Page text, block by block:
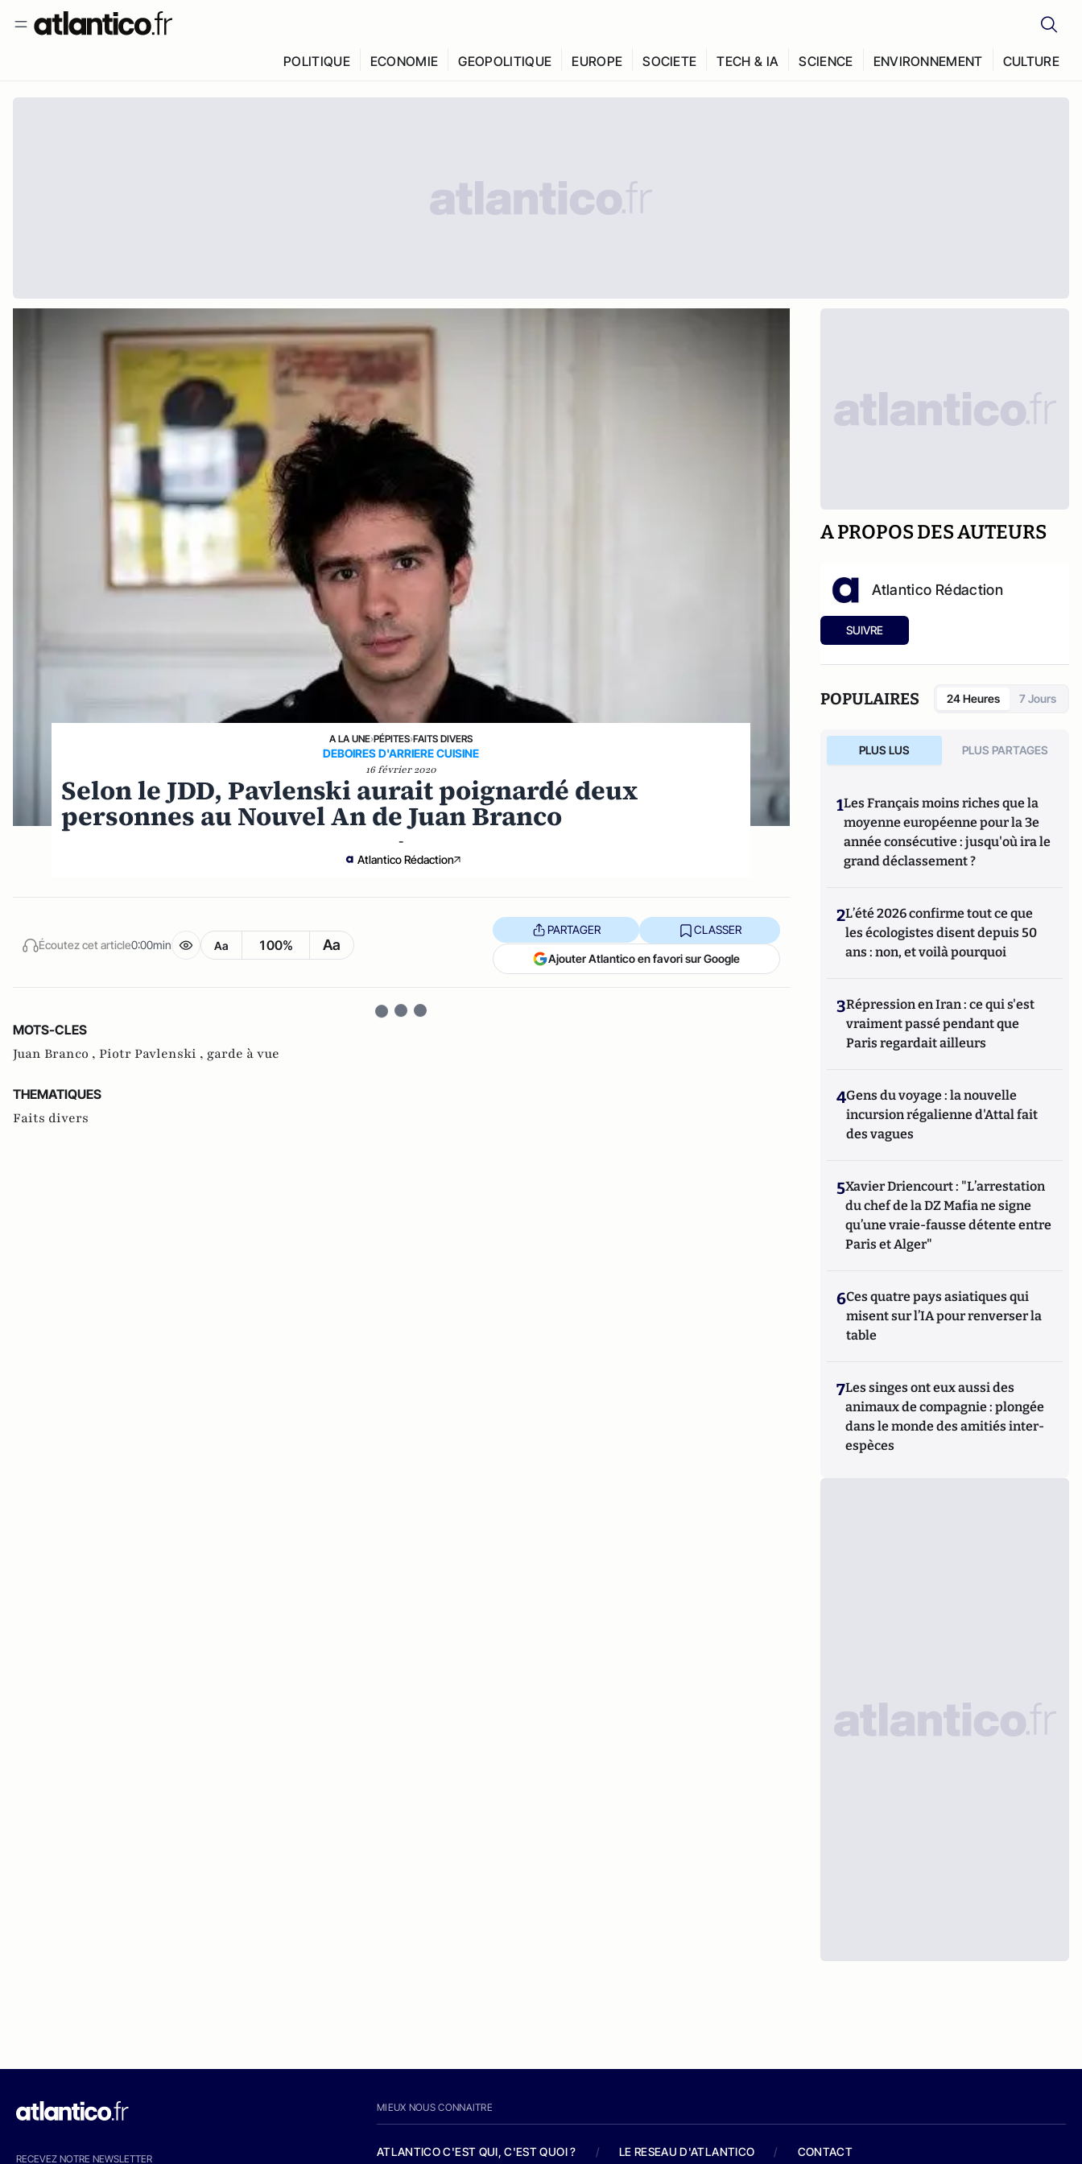
POLITIQUE ECONOMIE GEOPOLITIQUE EUROPE SOCIETE TECH & IA SCIENCE ENVIRONNEMENT CULTURE
A LA UNE›PÉPITES›FAITS DIVERS
DEBOIRES D'ARRIERE CUISINE
16 février 2020
Selon le JDD, Pavlenski aurait poignardé deux
personnes au Nouvel An de Juan Branco
-
Atlantico Rédaction
Écoutez cet article0:00min Aa 100% Aa
PARTAGER CLASSER
Ajouter Atlantico en favori sur Google
MOTS-CLES
Juan Branco , Piotr Pavlenski , garde à vue
THEMATIQUES
Faits divers
A PROPOS DES AUTEURS
Atlantico Rédaction
SUIVRE
POPULAIRES 24 Heures 7 Jours
PLUS LUS PLUS PARTAGES
1Les Français moins riches que la
moyenne européenne pour la 3e
année consécutive : jusqu'où ira le
grand déclassement ?
2L’été 2026 confirme tout ce que
les écologistes disent depuis 50
ans : non, et voilà pourquoi
3Répression en Iran : ce qui s'est
vraiment passé pendant que
Paris regardait ailleurs
4Gens du voyage : la nouvelle
incursion régalienne d'Attal fait
des vagues
5Xavier Driencourt : "L’arrestation
du chef de la DZ Mafia ne signe
qu’une vraie-fausse détente entre
Paris et Alger"
6Ces quatre pays asiatiques qui
misent sur l’IA pour renverser la
table
7Les singes ont eux aussi des
animaux de compagnie : plongée
dans le monde des amitiés inter-
espèces
RECEVEZ NOTRE NEWSLETTER
MIEUX NOUS CONNAITRE
ATLANTICO C'EST QUI, C'EST QUOI ? / LE RESEAU D'ATLANTICO / CONTACT